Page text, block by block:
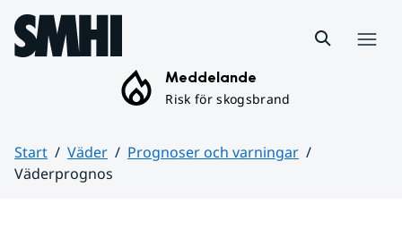
Hoppa till sidans innehåll
Meddelande
Risk för skogsbrand
Start Väder
Prognoser och varningar
Väderprognos